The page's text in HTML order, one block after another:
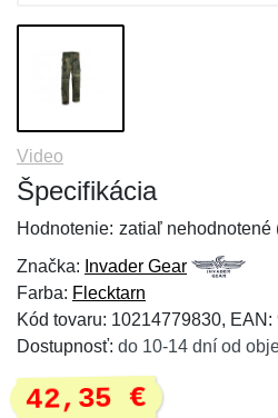
Video
Špecifikácia
Hodnotenie: zatiaľ nehodnotené
Značka: Invader Gear
Farba: Flecktarn
Kód tovaru: 10214779830,
Dostupnosť: do 10-14 dní od
42,35 €